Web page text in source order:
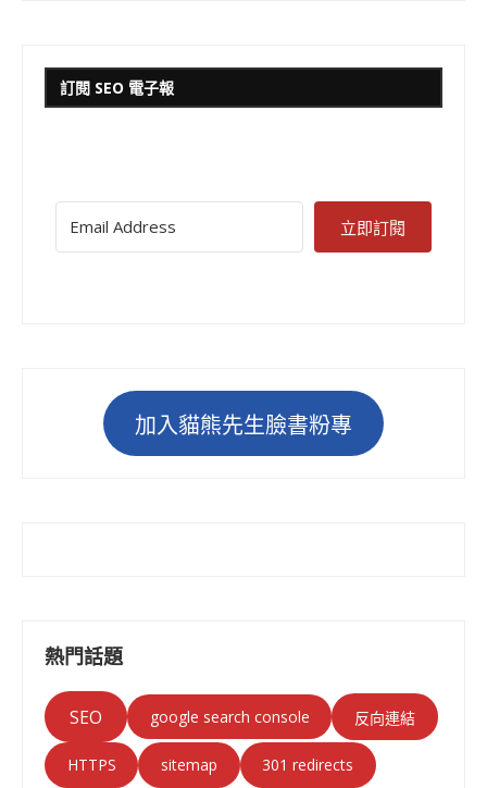
訂閱 SEO 電子報
立即訂閱
加入貓熊先生臉書粉專
熱門話題
SEO google search console 反向連結
HTTPS sitemap 301 redirects